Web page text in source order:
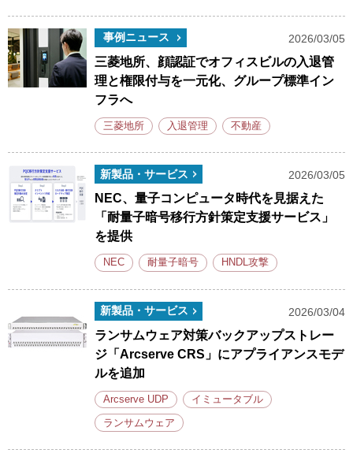
事例ニュース 2026/03/05
三菱地所、顔認証でオフィスビルの入退管
理と権限付与を一元化、グループ標準イン
フラへ
三菱地所 入退管理 不動産
新製品・サービス 2026/03/05
NEC、量子コンピュータ時代を見据えた
「耐量子暗号移行方針策定支援サービス」
を提供
NEC 耐量子暗号 HNDL攻撃
新製品・サービス 2026/03/04
ランサムウェア対策バックアップストレー
ジ「Arcserve CRS」にアプライアンスモデ
ルを追加
Arcserve UDP イミュータブル
ランサムウェア